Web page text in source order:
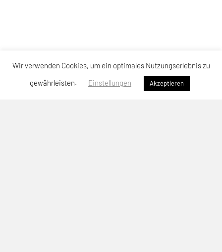
Wir verwenden Cookies, um ein optimales Nutzungserlebnis zu
gewährleisten.
Einstellungen Akzeptieren